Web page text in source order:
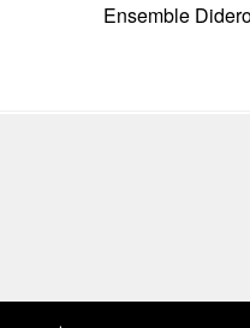
Ensemble